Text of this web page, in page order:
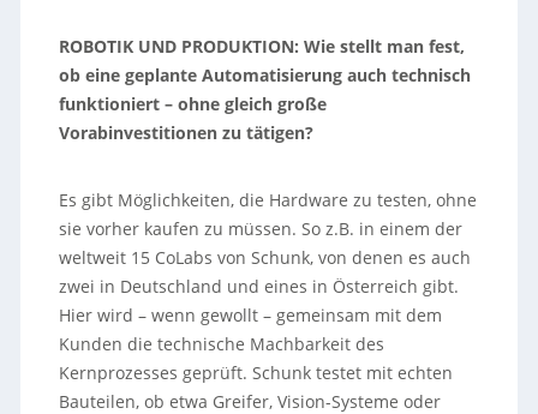
ROBOTIK UND PRODUKTION: Wie stellt man fest,
ob eine geplante Automatisierung auch technisch
funktioniert – ohne gleich große
Vorabinvestitionen zu tätigen?
Es gibt Möglichkeiten, die Hardware zu testen, ohne
sie vorher kaufen zu müssen. So z.B. in einem der
weltweit 15 CoLabs von Schunk, von denen es auch
zwei in Deutschland und eines in Österreich gibt.
Hier wird – wenn gewollt – gemeinsam mit dem
Kunden die technische Machbarkeit des
Kernprozesses geprüft. Schunk testet mit echten
Bauteilen, ob etwa Greifer, Vision-Systeme oder